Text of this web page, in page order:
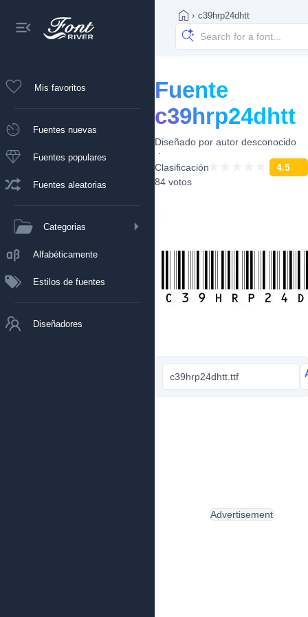
Mis favoritos
Fuentes nuevas
Fuentes populares
Fuentes aleatorias
Categorias
Alfabéticamente
Estilos de fuentes
Diseñadores
› c39hrp24dhtt
Fuente
c39hrp24dhtt
Diseñado por autor desconocido
Clasificación
4.5
84 votos
c39hrp24dhtt.ttf
Advertisement